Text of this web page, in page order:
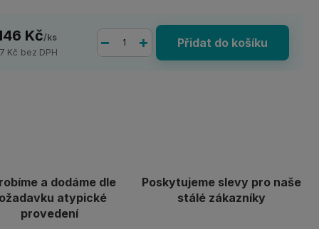
Kč/ks
Kč bez DPH
Přidat do košíku
a dodáme dle
atypické
provedení
Poskytujeme slevy pro naše
stálé zákazníky